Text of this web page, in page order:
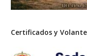
Certificados y